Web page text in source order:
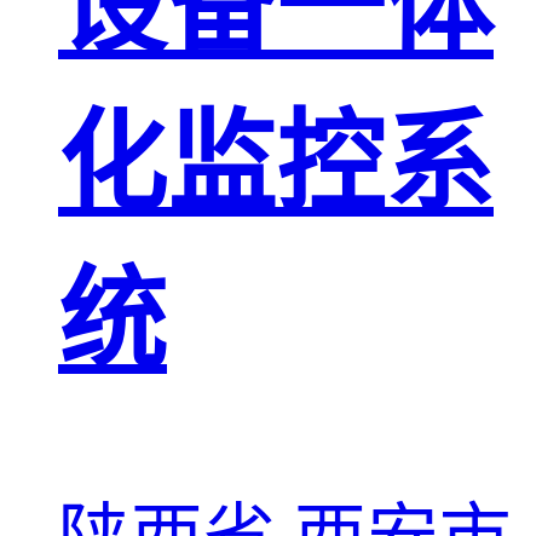
化监控系
统